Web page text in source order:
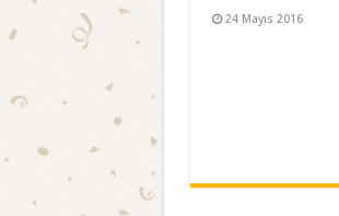
24 Mayıs 2016